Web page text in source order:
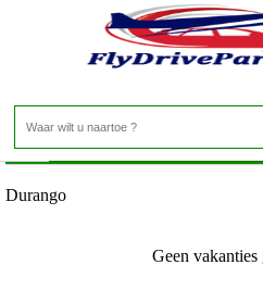
Spanje -
Home>
Durango
Geen vakanties